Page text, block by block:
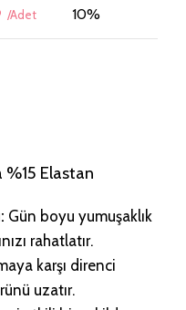
10%
Elastan
Gün boyu yumuşaklık
rahatlatır.
karşı direnci
uzatır.